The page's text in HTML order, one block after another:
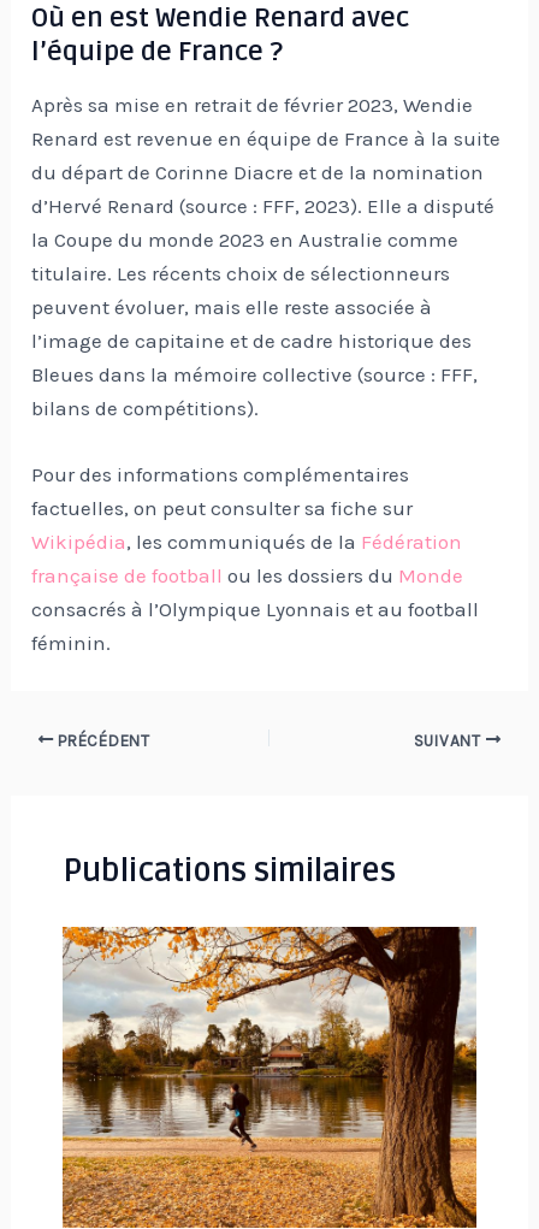
Où en est Wendie Renard avec
l’équipe de France ?
Après sa mise en retrait de février 2023, Wendie
Renard est revenue en équipe de France à la suite
du départ de Corinne Diacre et de la nomination
d’Hervé Renard (source : FFF, 2023). Elle a disputé
la Coupe du monde 2023 en Australie comme
titulaire. Les récents choix de sélectionneurs
peuvent évoluer, mais elle reste associée à
l’image de capitaine et de cadre historique des
Bleues dans la mémoire collective (source : FFF,
bilans de compétitions).
Pour des informations complémentaires
factuelles, on peut consulter sa fiche sur
Wikipédia, les communiqués de la Fédération
française de football ou les dossiers du Monde
consacrés à l’Olympique Lyonnais et au football
féminin.
Navigation
PRÉCÉDENT SUIVANT
Publications similaires